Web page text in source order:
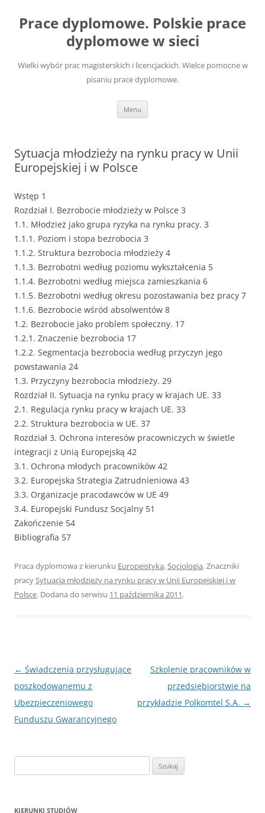
treści
Prace dyplomowe. Polskie prace
dyplomowe w sieci
Wielki wybór prac magisterskich i licencjackich. Wielce pomocne w
pisaniu prace dyplomowe.
Menu
Sytuacja młodzieży na rynku pracy w Unii
Europejskiej i w Polsce
Wstęp 1
Rozdział I. Bezrobocie młodzieży w Polsce 3
1.1. Młodzież jako grupa ryzyka na rynku pracy. 3
1.1.1. Poziom i stopa bezrobocia 3
1.1.2. Struktura bezrobocia młodzieży 4
1.1.3. Bezrobotni według poziomu wykształcenia 5
1.1.4. Bezrobotni według miejsca zamieszkania 6
1.1.5. Bezrobotni według okresu pozostawania bez pracy 7
1.1.6. Bezrobocie wśród absolwentów 8
1.2. Bezrobocie jako problem społeczny. 17
1.2.1. Znaczenie bezrobocia 17
1.2.2. Segmentacja bezrobocia według przyczyn jego
powstawania 24
1.3. Przyczyny bezrobocia młodzieży. 29
Rozdział II. Sytuacja na rynku pracy w krajach UE. 33
2.1. Regulacja rynku pracy w krajach UE. 33
2.2. Struktura bezrobocia w UE. 37
Rozdział 3. Ochrona interesów pracowniczych w świetle
integracji z Unią Europejską 42
3.1. Ochrona młodych pracowników 42
3.2. Europejska Strategia Zatrudnieniowa 43
3.3. Organizacje pracodawców w UE 49
3.4. Europejski Fundusz Socjalny 51
Zakończenie 54
Bibliografia 57
Praca dyplomowa z kierunku Europeistyka,Socjologia. Znaczniki
pracySytuacja młodzieży na rynku pracy w Unii Europejskiej i w
Polsce. Dodana do serwisu 11 października 2011.
Nawigacja
wpisu
← Świadczenia przysługujące
poszkodowanemu z
Ubezpieczeniowego
Funduszu Gwarancyjnego
Szkolenie pracowników w
przedsiębiorstwie na
przykładzie Polkomtel S.A. →
z
KIERUNKI STUDIÓW